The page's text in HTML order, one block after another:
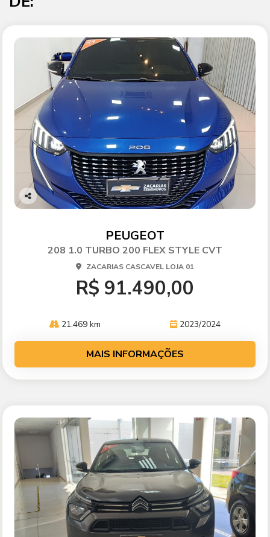
Co
PEUGEOT
208 1.0 TURBO 200 FLEX STYLE CVT
ZACARIAS CASCAVEL LOJA 01
R$ 91.490,00
21.469 km 2023/2024
MAIS INFORMAÇÕES